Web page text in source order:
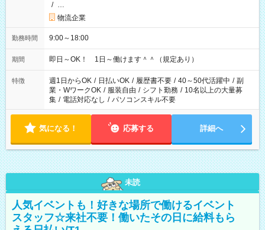
/ …
物流企業
勤務時間 9:00～18:00
期間 即日～OK！ 1日～働けます＾＾（規定あり）
特徴 週1日からOK / 日払いOK / 履歴書不要 / 40～50代活躍中 / 副
業・WワークOK / 服装自由 / シフト勤務 / 10名以上の大量募
集 / 電話対応なし / パソコンスキル不要
気になる！ 応募する 詳細へ
未読
人気イベントも！好きな場所で働けるイベント
スタッフ☆来社不要！働いたその日に給料もら